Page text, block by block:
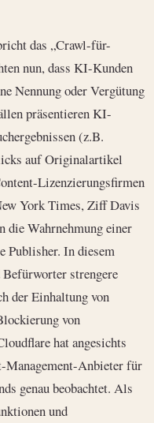
das „Crawl-für-
nun, dass KI-Kunden
Nennung oder Vergütung
präsentieren KI-
(z.B.
auf Originalartikel
Lizenzierungsfirmen
York Times, Ziff Davis
die Wahrnehmung einer
Publisher. In diesem
strengere
der Einhaltung von
von
hat angesichts
Management-Anbieter für
genau beobachtet. Als
und